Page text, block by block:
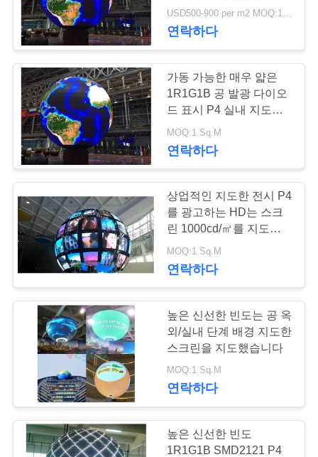
스크린
USD500-900 per m2 MOQ:1 Sq.M
연락하다
가동 가능한 매우 얇은
1R1G1B 공 발광 다이오
드 표시 P4 실내 지도된
스크린
MOQ:1 Sq.M
연락하다
상업적인 지도한 전시 P4
를 광고하는 HD는 스크
린 1000cd/㎡를 지도했
습니다
MOQ:1 Sq.M
연락하다
높은 신선한 빈도는 공 옥
외/실내 단계 배경 지도한
스크린을 지도했습니다
MOQ:1 Sq.M
연락하다
높은 신선한 빈도
1R1G1B SMD2121 P4